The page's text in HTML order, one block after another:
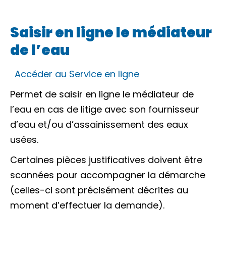
Saisir en ligne le médiateur
de l’eau
Accéder au Service en ligne
Permet de saisir en ligne le médiateur de
l’eau en cas de litige avec son fournisseur
d’eau et/ou d’assainissement des eaux
usées.
Certaines pièces justificatives doivent être
scannées pour accompagner la démarche
(celles-ci sont précisément décrites au
moment d’effectuer la demande).